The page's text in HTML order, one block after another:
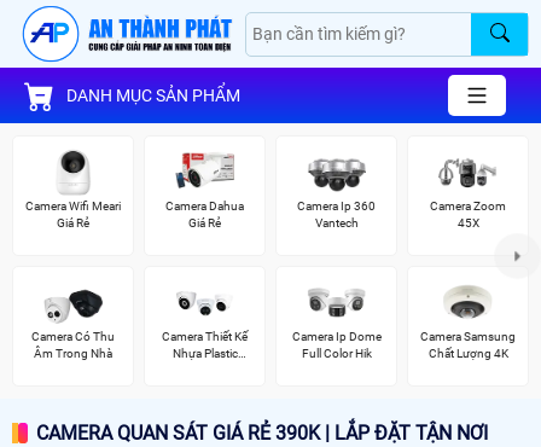
DANH MỤC SẢN PHẨM
Camera Wifi Meari
Giá Rẻ
Camera Dahua
Giá Rẻ
Camera Ip 360
Vantech
Camera Zoom
45X
Camera Có Thu
Âm Trong Nhà
Camera Thiết Kế
Nhựa Plastic
Camera Ip Dome
Full Color Hik
Camera Samsung
Chất Lượng 4K
CAMERA QUAN SÁT GIÁ RẺ 390K | LẮP ĐẶT TẬN NƠI